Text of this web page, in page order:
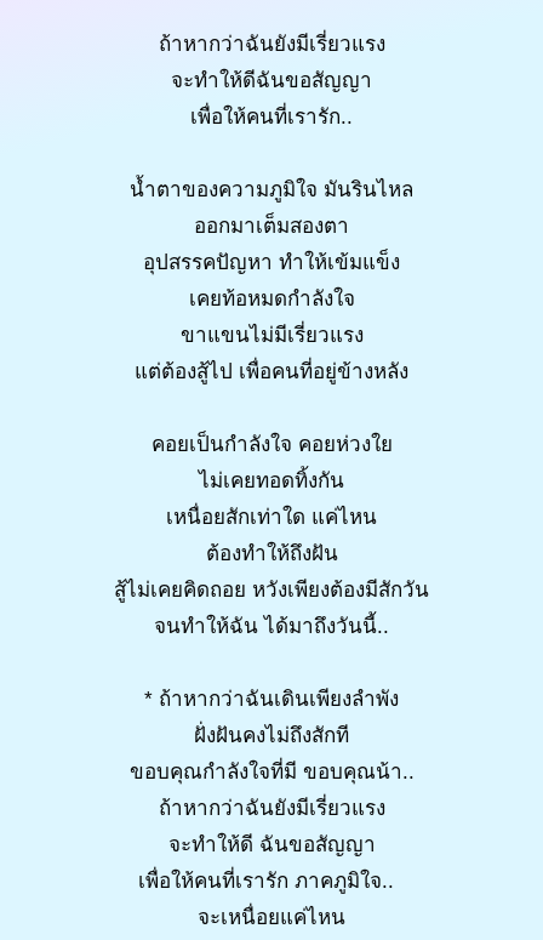
ถ้าหากว่าฉันยังมีเรี่ยวแรง
จะทำให้ดีฉันขอสัญญา
เพื่อให้คนที่เรารัก..
น้ำตาของความภูมิใจ มันรินไหล
ออกมาเต็มสองตา
อุปสรรคปัญหา ทำให้เข้มแข็ง
เคยท้อหมดกำลังใจ
ขาแขนไม่มีเรี่ยวแรง
แต่ต้องสู้ไป เพื่อคนที่อยู่ข้างหลัง
คอยเป็นกำลังใจ คอยห่วงใย
ไม่เคยทอดทิ้งกัน
เหนื่อยสักเท่าใด แค่ไหน
ต้องทำให้ถึงฝัน
สู้ไม่เคยคิดถอย หวังเพียงต้องมีสักวัน
จนทำให้ฉัน ได้มาถึงวันนี้..
* ถ้าหากว่าฉันเดินเพียงลำพัง
ฝั่งฝันคงไม่ถึงสักที
ขอบคุณกำลังใจที่มี ขอบคุณน้า..
ถ้าหากว่าฉันยังมีเรี่ยวแรง
จะทำให้ดี ฉันขอสัญญา
เพื่อให้คนที่เรารัก ภาคภูมิใจ..
จะเหนื่อยแค่ไหน